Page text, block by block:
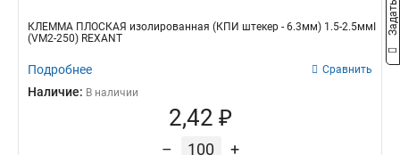
КЛЕММА ПЛОСКАЯ изолированная (КПИ штекер - 6.3мм) 1.5-2.5ммІ
(VM2-250) REXANT
Подробнее Сравнить
Наличие: В наличии
2,42 ₽
– +